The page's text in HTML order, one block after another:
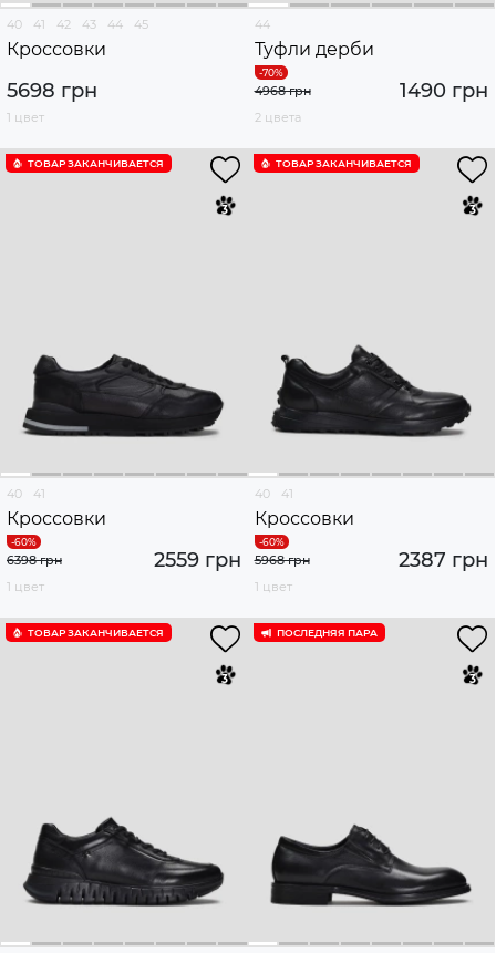
40 41 42 43 44 45
Кроссовки
5698 грн
1 цвет
44
Туфли дерби
1490 грн
4968 грн
2 цвета
ТОВАР ЗАКАНЧИВАЕТСЯ
40 41
Кроссовки
2559 грн
6398 грн
1 цвет
ТОВАР ЗАКАНЧИВАЕТСЯ
40 41
Кроссовки
2387 грн
5968 грн
1 цвет
ТОВАР ЗАКАНЧИВАЕТСЯ ПОСЛЕДНЯЯ ПАРА